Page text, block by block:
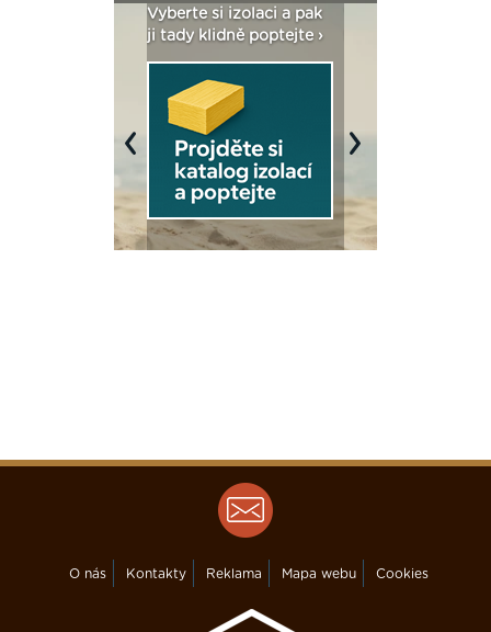
Vyberte si izolaci a pak
ji tady klidně poptejte ›
Previous Next
O nás Kontakty Reklama Mapa webu Cookies